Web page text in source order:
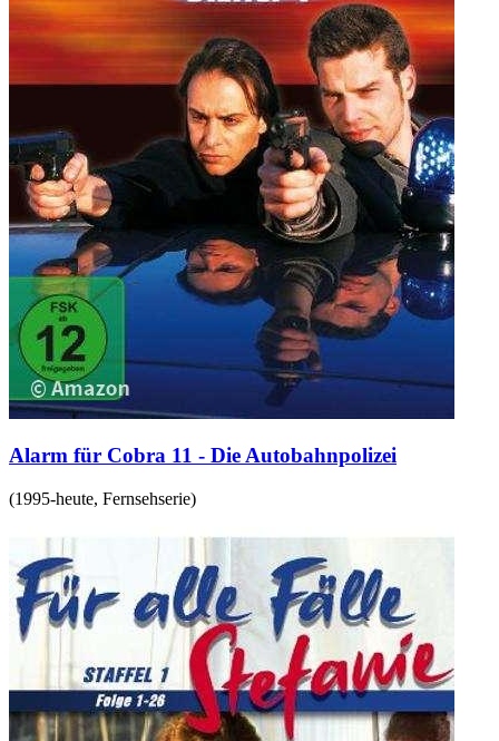
Alarm für Cobra 11 - Die Autobahnpolizei
(1995-heute, Fernsehserie)